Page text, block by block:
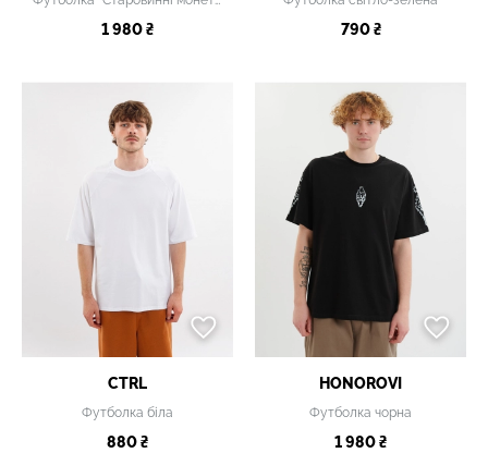
1 980 ₴ 790 ₴
CTRL
Футболка біла
880 ₴
HONOROVI
Футболка чорна
1 980 ₴